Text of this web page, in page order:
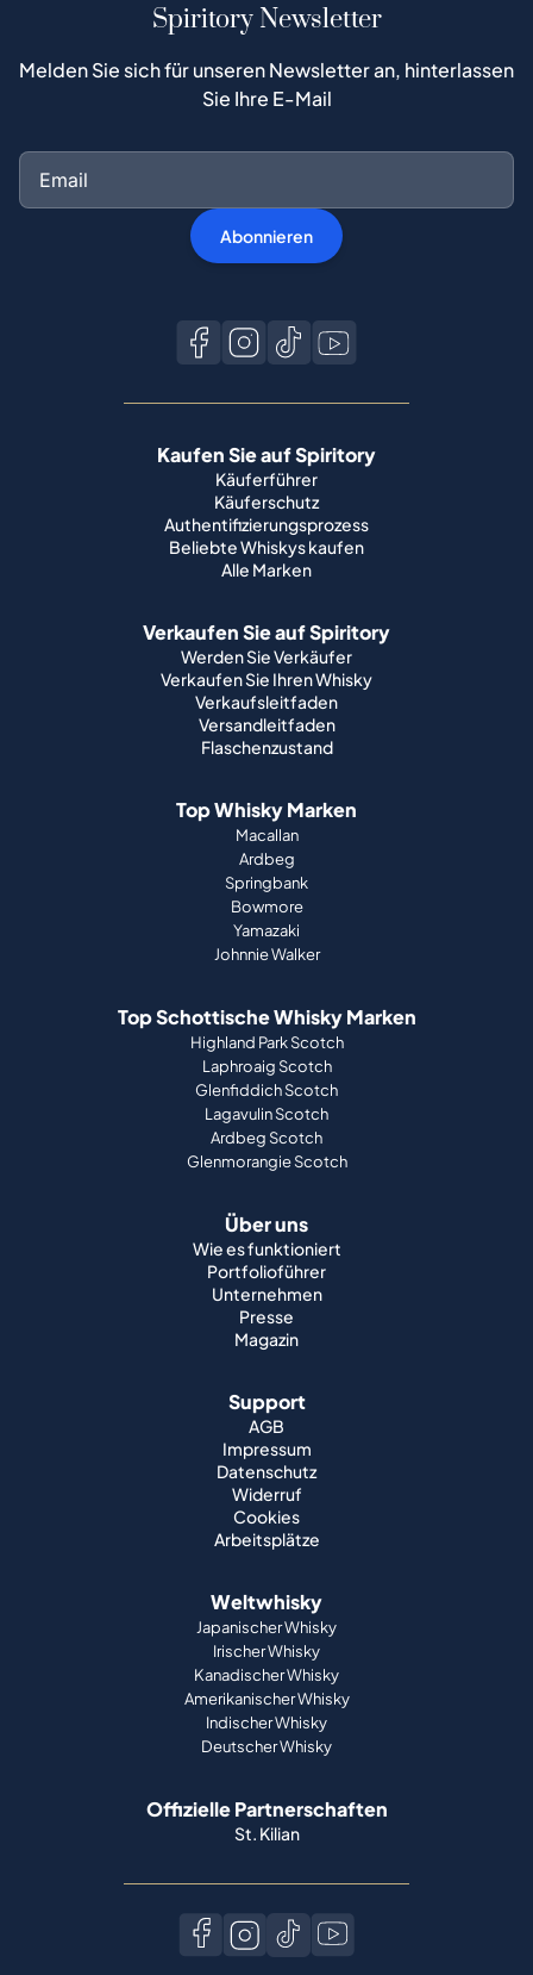
Spiritory Newsletter
Melden Sie sich für unseren Newsletter an, hinterlassen
Sie Ihre E-Mail
Abonnieren
Kaufen Sie auf Spiritory
Käuferführer
Käuferschutz
Authentifizierungsprozess
Beliebte Whiskys kaufen
Alle Marken
Verkaufen Sie auf Spiritory
Werden Sie Verkäufer
Verkaufen Sie Ihren Whisky
Verkaufsleitfaden
Versandleitfaden
Flaschenzustand
Top Whisky Marken
Macallan
Ardbeg
Springbank
Bowmore
Yamazaki
Johnnie Walker
Top Schottische Whisky Marken
Highland Park Scotch
Laphroaig Scotch
Glenfiddich Scotch
Lagavulin Scotch
Ardbeg Scotch
Glenmorangie Scotch
Über uns
Wie es funktioniert
Portfolioführer
Unternehmen
Presse
Magazin
Support
AGB
Impressum
Datenschutz
Widerruf
Cookies
Arbeitsplätze
Weltwhisky
Japanischer Whisky
Irischer Whisky
Kanadischer Whisky
Amerikanischer Whisky
Indischer Whisky
Deutscher Whisky
Offizielle Partnerschaften
St. Kilian